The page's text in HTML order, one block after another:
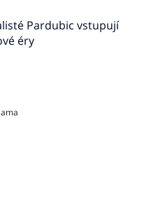
Pardubic vstupují
éry